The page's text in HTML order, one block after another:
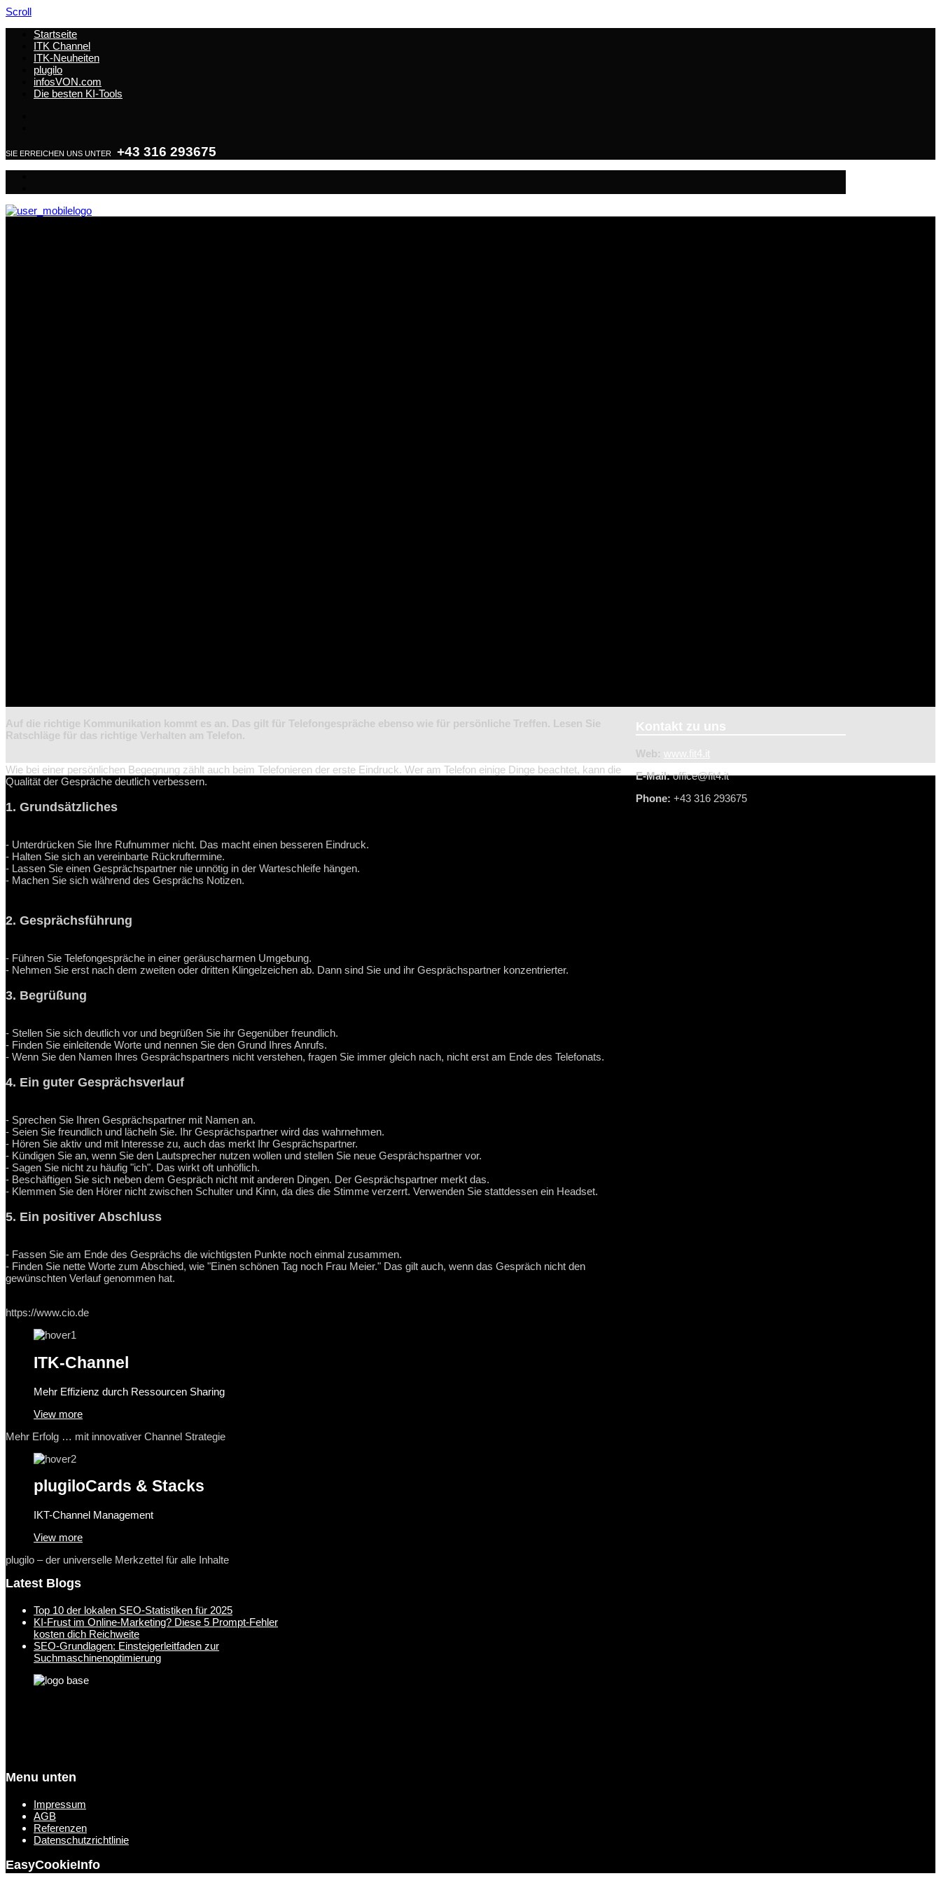
Scroll
Startseite
ITK Channel
ITK-Neuheiten
plugilo
infosVON.com
Die besten KI-Tools
SIE ERREICHEN UNS UNTER +43 316 293675
Kontakt zu uns
Web: www.fit4.it
E-Mail:office@fit4.it
Phone: +43 316 293675
Auf die richtige Kommunikation kommt es an. Das gilt für Telefongespräche ebenso wie für persönliche Treffen. Lesen Sie
Ratschläge für das richtige Verhalten am Telefon.
Wie bei einer persönlichen Begegnung zählt auch beim Telefonieren der erste Eindruck. Wer am Telefon einige Dinge beachtet, kann die
Qualität der Gespräche deutlich verbessern.
1. Grundsätzliches
- Unterdrücken Sie Ihre Rufnummer nicht. Das macht einen besseren Eindruck.
- Halten Sie sich an vereinbarte Rückruftermine.
- Lassen Sie einen Gesprächspartner nie unnötig in der Warteschleife hängen.
- Machen Sie sich während des Gesprächs Notizen.
2. Gesprächsführung
- Führen Sie Telefongespräche in einer geräuscharmen Umgebung.
- Nehmen Sie erst nach dem zweiten oder dritten Klingelzeichen ab. Dann sind Sie und ihr Gesprächspartner konzentrierter.
3. Begrüßung
- Stellen Sie sich deutlich vor und begrüßen Sie ihr Gegenüber freundlich.
- Finden Sie einleitende Worte und nennen Sie den Grund Ihres Anrufs.
- Wenn Sie den Namen Ihres Gesprächspartners nicht verstehen, fragen Sie immer gleich nach, nicht erst am Ende des Telefonats.
4. Ein guter Gesprächsverlauf
- Sprechen Sie Ihren Gesprächspartner mit Namen an.
- Seien Sie freundlich und lächeln Sie. Ihr Gesprächspartner wird das wahrnehmen.
- Hören Sie aktiv und mit Interesse zu, auch das merkt Ihr Gesprächspartner.
- Kündigen Sie an, wenn Sie den Lautsprecher nutzen wollen und stellen Sie neue Gesprächspartner vor.
- Sagen Sie nicht zu häufig "ich". Das wirkt oft unhöflich.
- Beschäftigen Sie sich neben dem Gespräch nicht mit anderen Dingen. Der Gesprächspartner merkt das.
- Klemmen Sie den Hörer nicht zwischen Schulter und Kinn, da dies die Stimme verzerrt. Verwenden Sie stattdessen ein Headset.
5. Ein positiver Abschluss
- Fassen Sie am Ende des Gesprächs die wichtigsten Punkte noch einmal zusammen.
- Finden Sie nette Worte zum Abschied, wie "Einen schönen Tag noch Frau Meier." Das gilt auch, wenn das Gespräch nicht den
gewünschten Verlauf genommen hat.
https://www.cio.de
ITK-Channel
Mehr Effizienz durch Ressourcen Sharing
View more
Mehr Erfolg … mit innovativer Channel Strategie
plugiloCards & Stacks
IKT-Channel Management
View more
plugilo – der universelle Merkzettel für alle Inhalte
Latest Blogs
Top 10 der lokalen SEO-Statistiken für 2025
KI-Frust im Online-Marketing? Diese 5 Prompt-Fehler
kosten dich Reichweite
SEO-Grundlagen: Einsteigerleitfaden zur
Suchmaschinenoptimierung
Menu unten
Impressum
AGB
Referenzen
Datenschutzrichtlinie
EasyCookieInfo